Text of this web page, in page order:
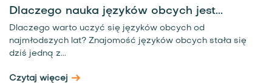
Dlaczego nauka języków obcych jest...
Dlaczego warto uczyć się języków obcych od
najmłodszych lat? Znajomość języków obcych stała się
dziś jedną z...
Czytaj więcej